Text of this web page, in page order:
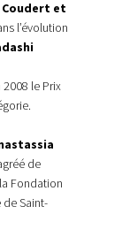
Coudert et
l’évolution
2008 le Prix
de
Fondation
de Saint-